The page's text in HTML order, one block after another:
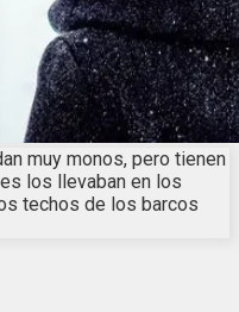
muy monos, pero tienen
los llevaban en los
techos de los barcos